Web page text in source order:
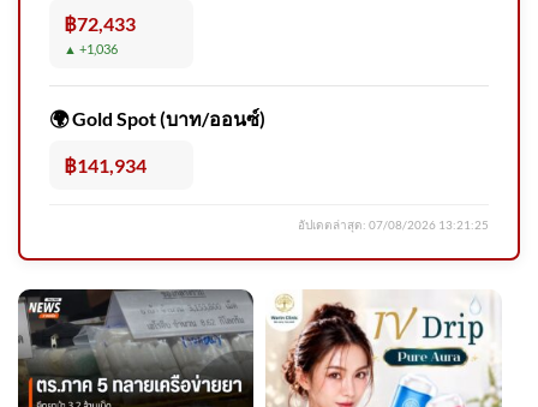
฿72,433
▲ +1,036
🌍 Gold Spot (บาท/ออนซ์)
฿141,934
อัปเดตล่าสุด: 07/08/2026 13:21:25